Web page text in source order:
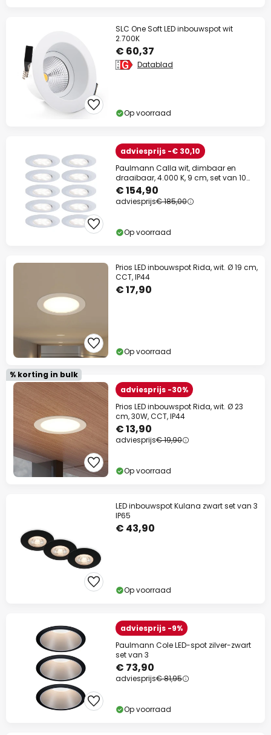
SLC One Soft LED inbouwspot wit
2.700K
€ 60,37
Datablad
Op voorraad
adviesprijs -€ 30,10
Paulmann Calla wit, dimbaar en
draaibaar, 4.000 K, 9 cm, set van 10
stuks
€ 154,90
adviesprijs€ 185,00
Op voorraad
Prios LED inbouwspot Rida, wit. Ø 19 cm,
CCT, IP44
€ 17,90
Op voorraad
% korting in bulk
adviesprijs -30%
Prios LED inbouwspot Rida, wit. Ø 23
cm, 30W, CCT, IP44
€ 13,90
adviesprijs€ 19,90
Op voorraad
LED inbouwspot Kulana zwart set van 3
IP65
€ 43,90
Op voorraad
adviesprijs -9%
Paulmann Cole LED-spot zilver-zwart
set van 3
€ 73,90
adviesprijs€ 81,95
Op voorraad